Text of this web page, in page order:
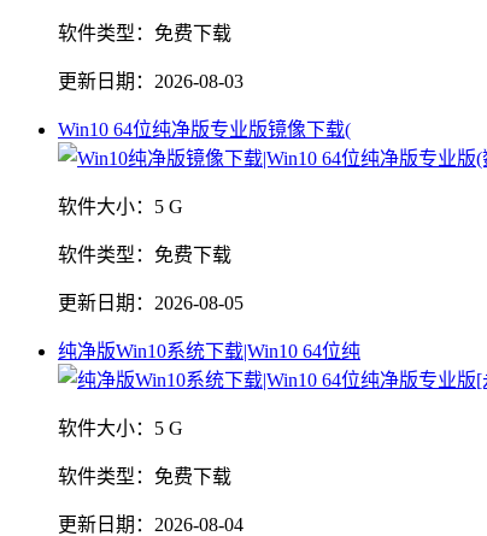
软件类型： 免费下载
更新日期： 2026-08-03
Win10 64位纯净版专业版镜像下载(
软件大小： 5 G
软件类型： 免费下载
更新日期： 2026-08-05
纯净版Win10系统下载|Win10 64位纯
软件大小： 5 G
软件类型： 免费下载
更新日期： 2026-08-04